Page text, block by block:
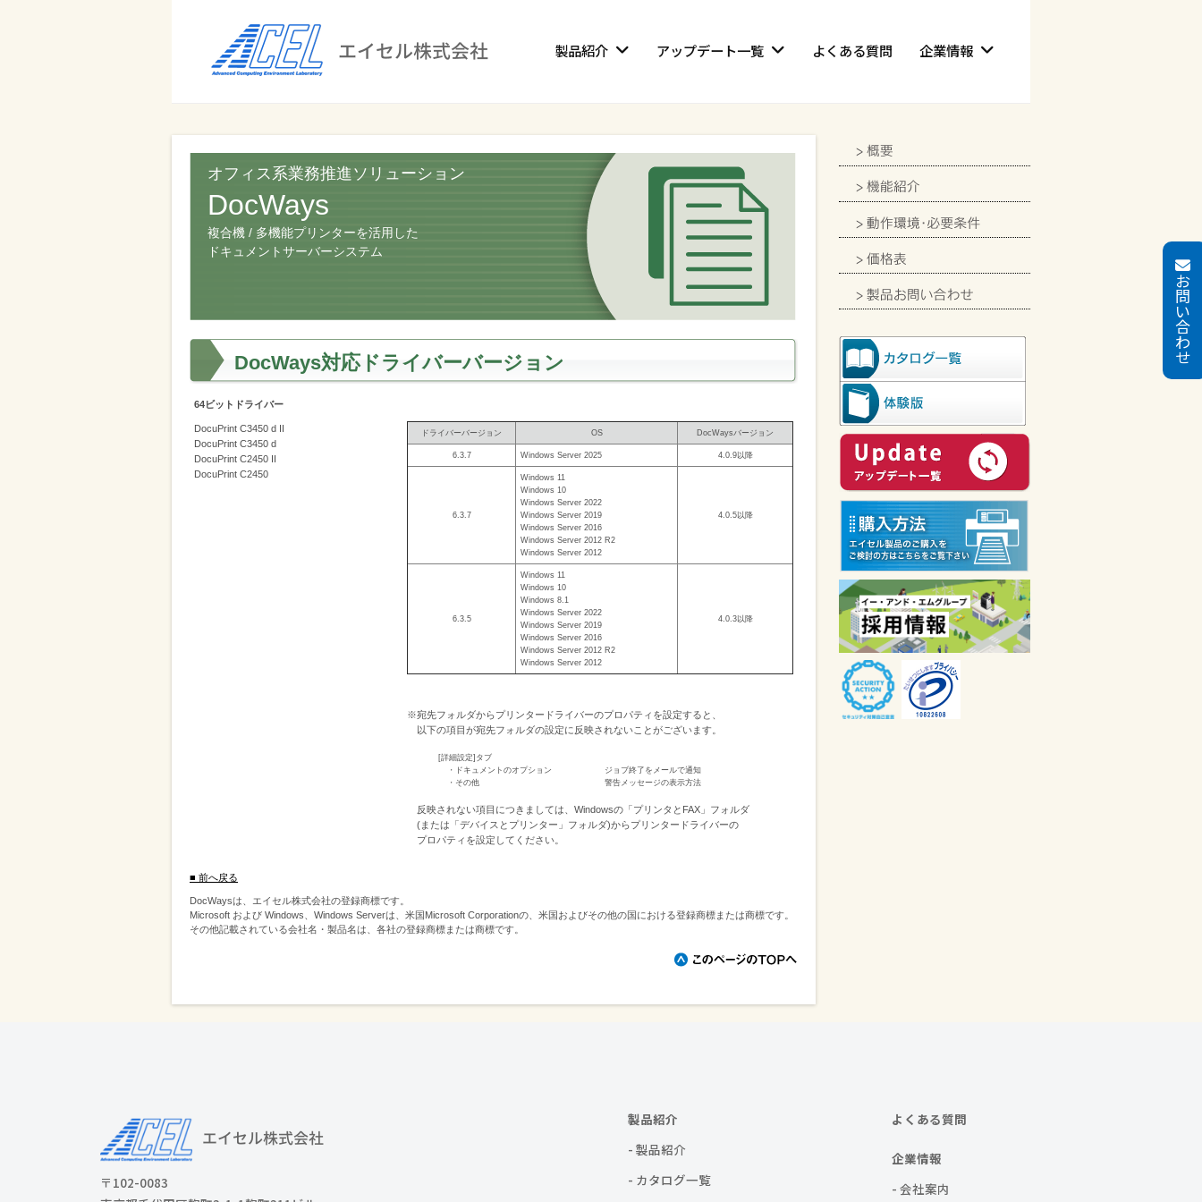
株式会社
ネ
ス
効
率
コ
ス
削
減
を
製品紹介 アップデート一覧 よくある質問 企業情報
お
問
い
合
わ
せ
オフィス系業務推進ソリューション
DocWays
複合機 / 多機能プリンターを活用した
ドキュメントサーバーシステム
DocWays対応ドライバーバージョン
64ビットドライバー
DocuPrint C3450 d II
DocuPrint C3450 d
DocuPrint C2450 II
DocuPrint C2450
ドライバーバージョン OS DocWaysバージョン
6.3.7 Windows Server 2025 4.0.9以降
6.3.7
Windows 11
Windows 10
Windows Server 2022
Windows Server 2019
Windows Server 2016
Windows Server 2012 R2
Windows Server 2012
4.0.5以降
6.3.5
Windows 11
Windows 10
Windows 8.1
Windows Server 2022
Windows Server 2019
Windows Server 2016
Windows Server 2012 R2
Windows Server 2012
4.0.3以降
※宛先フォルダからプリンタードライバーのプロパティを設定すると、
以下の項目が宛先フォルダの設定に反映されないことがございます。
[詳細設定]タブ
・ドキュメントのオプション
・その他
ジョブ終了をメールで通知
警告メッセージの表示方法
反映されない項目につきましては、Windowsの「プリンタとFAX」フォルダ
(または「デバイスとプリンター」フォルダ)からプリンタードライバーの
プロパティを設定してください。
■ 前へ戻る
DocWaysは、エイセル株式会社の登録商標です。
Microsoft および Windows、Windows Serverは、米国Microsoft Corporationの、米国およびその他の国における登録商標または商標です。
その他記載されている会社名・製品名は、各社の登録商標または商標です。
〒102-0083
製品紹介
- 製品紹介
- カタログ一覧
よくある質問
企業情報
- 会社案内